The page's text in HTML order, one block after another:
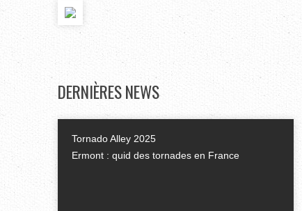
DERNIÈRESNEWS
Tornado Alley 2025
Ermont : quid des tornades en France